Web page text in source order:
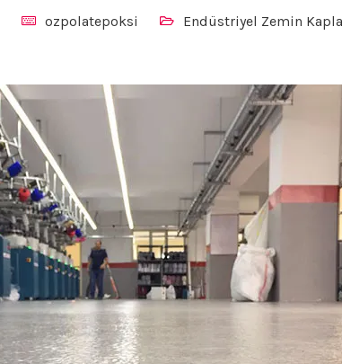
ozpolatepoksi Endüstriyel Zemin